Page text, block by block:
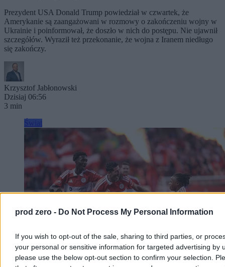
prod zero - Do Not Process My Personal Information
If you wish to opt-out of the sale, sharing to third parties, or
your personal or sensitive information for targeted advertising by
please use the below opt-out section to confirm your selection.
Prezydent USA Donald Trump powiedział w czwartek, że
Amerykanie są zaangażowani w rozmowy o zakończeniu wojny w
Ukrainie i poinformował, że doszło w nich do postępu. Nie ujawnił
szczegółów. Wyraził też przekonanie, że wojna z Iranem niedługo
się zakończy.
Krzysztof Jabłonowski
Dzisiaj 06:56
3 min